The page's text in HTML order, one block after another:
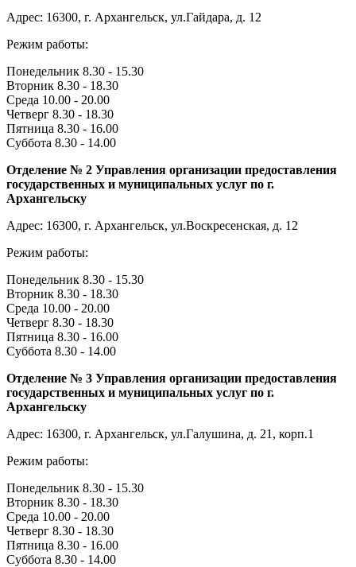
Адрес: 16300, г. Архангельск, ул.Гайдара, д. 12
Режим работы:
Понедельник 8.30 - 15.30
Вторник 8.30 - 18.30
Среда 10.00 - 20.00
Четверг 8.30 - 18.30
Пятница 8.30 - 16.00
Суббота 8.30 - 14.00
Отделение № 2 Управления организации предоставления
государственных и муниципальных услуг по г.
Архангельску
Адрес: 16300, г. Архангельск, ул.Воскресенская, д. 12
Режим работы:
Понедельник 8.30 - 15.30
Вторник 8.30 - 18.30
Среда 10.00 - 20.00
Четверг 8.30 - 18.30
Пятница 8.30 - 16.00
Суббота 8.30 - 14.00
Отделение № 3 Управления организации предоставления
государственных и муниципальных услуг по г.
Архангельску
Адрес: 16300, г. Архангельск, ул.Галушина, д. 21, корп.1
Режим работы:
Понедельник 8.30 - 15.30
Вторник 8.30 - 18.30
Среда 10.00 - 20.00
Четверг 8.30 - 18.30
Пятница 8.30 - 16.00
Суббота 8.30 - 14.00